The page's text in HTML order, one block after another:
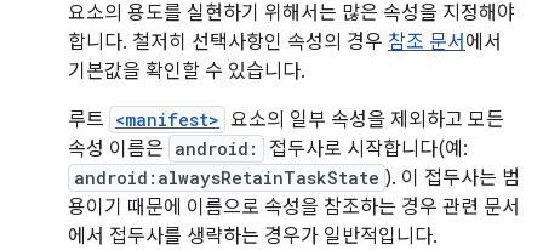
요소의 용도를 실현하기 위해서는 많은 속성을 지정해야
합니다. 철저히 선택사항인 속성의 경우 참조 문서 에서
기본값을 확인할 수 있습니다.
루트 <manifest> 요소의 일부 속성을 제외하고 모든
속성 이름은 android: 접두사로 시작합니다(예:
android:alwaysRetainTaskState ). 이 접두사는 범
용이기 때문에 이름으로 속성을 참조하는 경우 관련 문서
에서 접두사를 생략하는 경우가 일반적입니다.